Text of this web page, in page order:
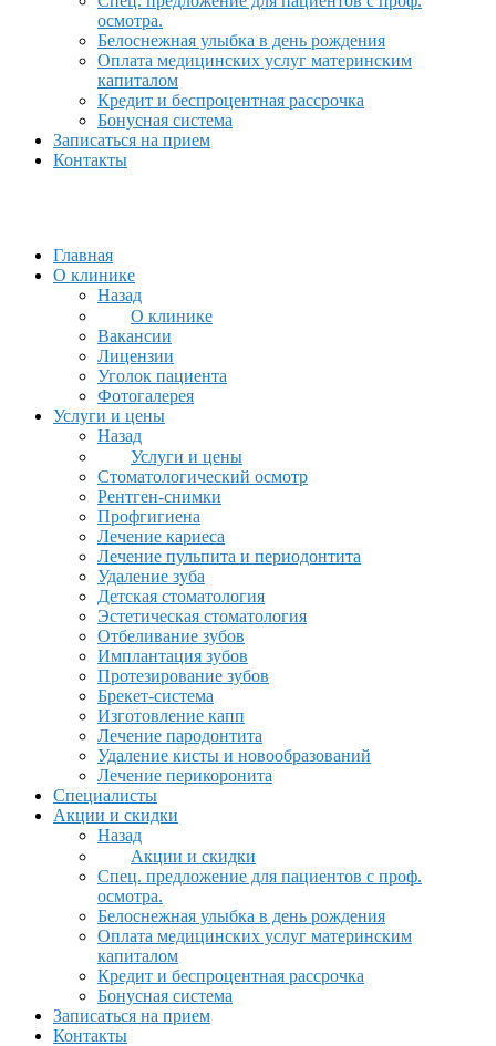
осмотра.
Белоснежная улыбка в день рождения
Оплата медицинских услуг материнским
капиталом
Кредит и беспроцентная рассрочка
Бонусная система
Записаться на прием
Контакты
Главная
О клинике
Назад
О клинике
Вакансии
Лицензии
Уголок пациента
Фотогалерея
Услуги и цены
Назад
Услуги и цены
Стоматологический осмотр
Рентген-снимки
Профгигиена
Лечение кариеса
Лечение пульпита и периодонтита
Удаление зуба
Детская стоматология
Эстетическая стоматология
Отбеливание зубов
Имплантация зубов
Протезирование зубов
Брекет-система
Изготовление капп
Лечение пародонтита
Удаление кисты и новообразований
Лечение перикоронита
Специалисты
Акции и скидки
Назад
Акции и скидки
Спец. предложение для пациентов с проф.
осмотра.
Белоснежная улыбка в день рождения
Оплата медицинских услуг материнским
капиталом
Кредит и беспроцентная рассрочка
Бонусная система
Записаться на прием
Контакты